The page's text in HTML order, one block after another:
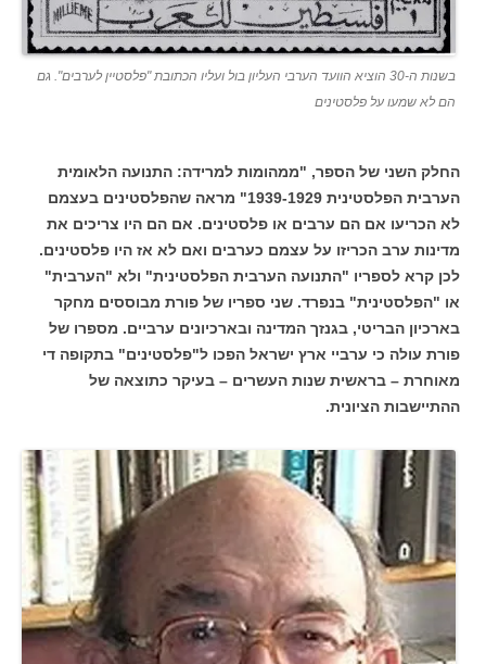
בשנות ה-30 הוציא הוועד הערבי העליון בול ועליו הכתובת "פלסטיין לערבים". גם
הם לא שמעו על פלסטינים
החלק השני של הספר, "ממהומות למרידה: התנועה הלאומית
הערבית הפלסטינית 1939-1929" מראה שהפלסטינים בעצמם
לא הכריעו אם הם ערבים או פלסטינים. אם הם היו צריכים את
מדינות ערב הכריזו על עצמם כערבים ואם לא אז היו פלסטינים.
לכן קרא לספריו "התנועה הערבית הפלסטינית" ולא "הערבית"
או "הפלסטינית" בנפרד. שני ספריו של פורת מבוססים מחקר
בארכיון הבריטי, בגנזך המדינה ובארכיונים ערביים. מספרו של
פורת עולה כי ערביי ארץ ישראל הפכו ל"פלסטינים" בתקופה די
מאוחרת – בראשית שנות העשרים – בעיקר כתוצאה של
ההתיישבות הציונית.